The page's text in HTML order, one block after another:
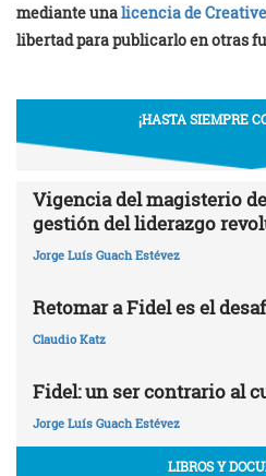
mediante unalicencia de
libertad para publicarlo en otras
¡HASTA SIEMPRE
Vigencia del magisterio
gestión del liderazgo
Jorge Luís Guach Estévez
Retomar a Fidel es el
Claudio Katz
Fidel: un ser contrario al
Jorge Luís Guach Estévez
LIBROS Y